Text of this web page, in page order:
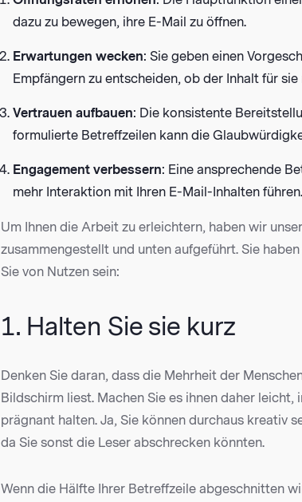
dazu zu bewegen, ihre E-Mail zu öffnen.
Erwartungen wecken: Sie geben einen
Empfängern zu entscheiden, ob der Inhalt für sie
Vertrauen aufbauen: Die konsistente
formulierte Betreffzeilen kann die
Engagement verbessern: Eine ansprechende
mehr Interaktion mit Ihren E-Mail-Inhalten führen.
Um Ihnen die Arbeit zu erleichtern, haben wir
zusammengestellt und unten aufgeführt. Sie
Sie von Nutzen sein:
1. Halten Sie sie kurz
Denken Sie daran, dass die Mehrheit der
Bildschirm liest. Machen Sie es ihnen daher leicht,
prägnant halten. Ja, Sie können durchaus kreativ
da Sie sonst die Leser abschrecken könnten.
Wenn die Hälfte Ihrer Betreffzeile abgeschnitten